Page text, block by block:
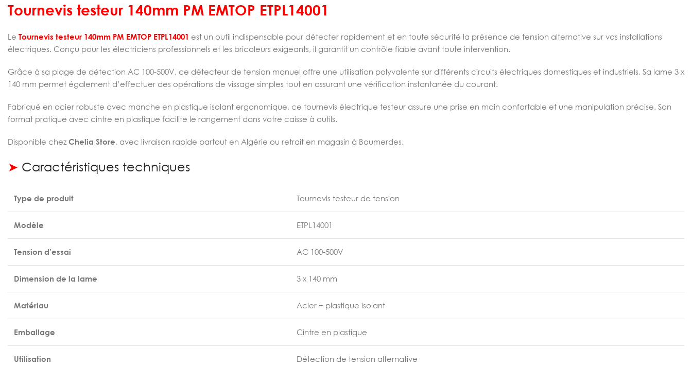
Tournevis testeur 140mm PM EMTOP ETPL14001
Le Tournevis testeur 140mm PM EMTOP ETPL14001 est un outil indispensable pour détecter rapidement et en toute sécurité la présence de tension alternative sur vos installations
électriques. Conçu pour les électriciens professionnels et les bricoleurs exigeants, il garantit un contrôle fiable avant toute intervention.
Grâce à sa plage de détection AC 100-500V, ce détecteur de tension manuel offre une utilisation polyvalente sur différents circuits électriques domestiques et industriels. Sa lame 3 x
140 mm permet également d’effectuer des opérations de vissage simples tout en assurant une vérification instantanée du courant.
Fabriqué en acier robuste avec manche en plastique isolant ergonomique, ce tournevis électrique testeur assure une prise en main confortable et une manipulation précise. Son
format pratique avec cintre en plastique facilite le rangement dans votre caisse à outils.
Disponible chez Chelia Store, avec livraison rapide partout en Algérie ou retrait en magasin à Boumerdes.
➤ Caractéristiques techniques
Type de produit Tournevis testeur de tension
Modèle ETPL14001
Tension d’essai AC 100-500V
Dimension de la lame 3 x 140 mm
Matériau Acier + plastique isolant
Emballage Cintre en plastique
Utilisation Détection de tension alternative